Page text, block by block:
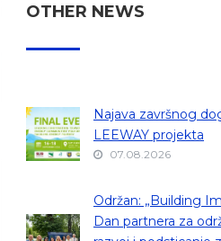
OTHER NEWS
Najava završnog
LEEWAY projekta
07.08.2026
Održan: „Building
Dan partnera za